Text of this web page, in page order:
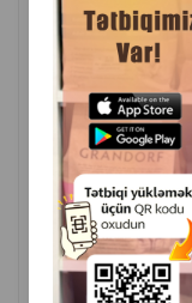
( Rəylər)
Çəki